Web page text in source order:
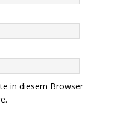
in diesem Browser